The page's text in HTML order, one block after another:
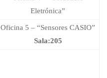
Eletrónica”
Oficina 5 – “Sensores CASIO”
Sala:205